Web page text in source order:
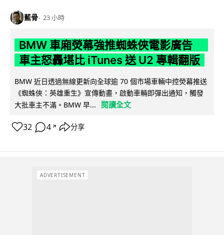
藍骨 23 小時
BMW 車廂熒幕強推蜘蛛俠電影廣告
車主怒轟堪比 iTunes 送 U2 專輯翻版
BMW 近日透過無線更新向全球逾 70 個市場車輛中控熒幕推送
《蜘蛛俠：英雄重生》宣傳動畫，啟動車輛即彈出通知，觸發
大批車主不滿。BMW 早...
閱讀全文
32 4 ↗ 分享
ADVERTISEMENT